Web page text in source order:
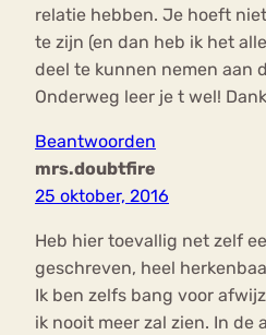
relatie hebben. Je hoeft
te zijn (en dan heb ik het
deel te kunnen nemen aan
Onderweg leer je t wel!
Beantwoorden
mrs.doubtfire
25 oktober, 2016
Heb hier toevallig net zelf
geschreven, heel
Ik ben zelfs bang voor
ik nooit meer zal zien. In de